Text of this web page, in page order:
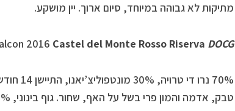
מתיקות לא גבוהה במיוחד, סיום ארוך. יין מושקע.
2016 Castel del Monte Rosso Riserva DOCG
70%